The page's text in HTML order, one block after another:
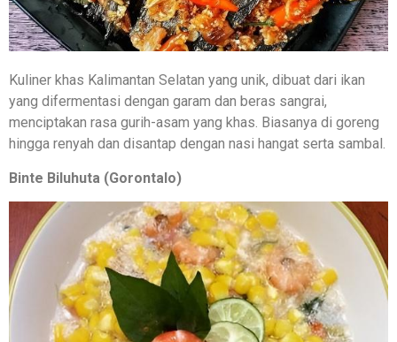
Kuliner khas Kalimantan Selatan yang unik, dibuat dari ikan
yang difermentasi dengan garam dan beras sangrai,
menciptakan rasa gurih-asam yang khas. Biasanya di goreng
hingga renyah dan disantap dengan nasi hangat serta sambal.
Binte Biluhuta (Gorontalo)